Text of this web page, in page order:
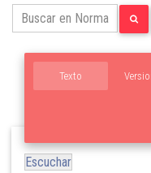
Texto
Escuchar